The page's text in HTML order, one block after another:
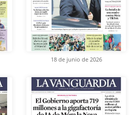
18 de junio de 2026